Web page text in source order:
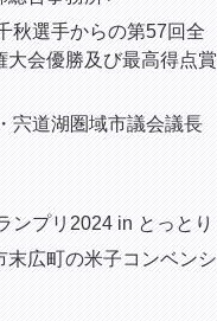
選手からの第57回全
大会優勝及び最高得点賞
宍道湖圏域市議会議長
プリ2024 in とっとり
の米子コンベンシ